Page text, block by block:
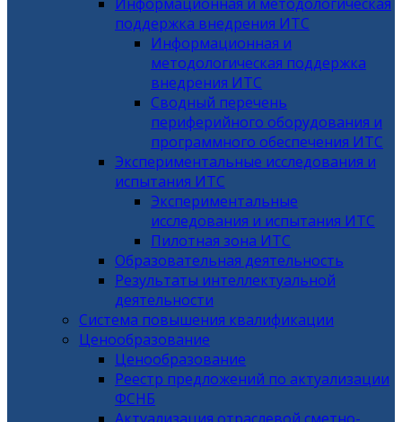
поддержка внедрения ИТС
Информационная и
методологическая поддержка
внедрения ИТС
Сводный перечень
периферийного оборудования и
программного обеспечения ИТС
Экспериментальные исследования и
испытания ИТС
Экспериментальные
исследования и испытания ИТС
Пилотная зона ИТС
Образовательная деятельность
Результаты интеллектуальной
деятельности
Система повышения квалификации
Ценообразование
Ценообразование
Реестр предложений по актуализации
ФСНБ